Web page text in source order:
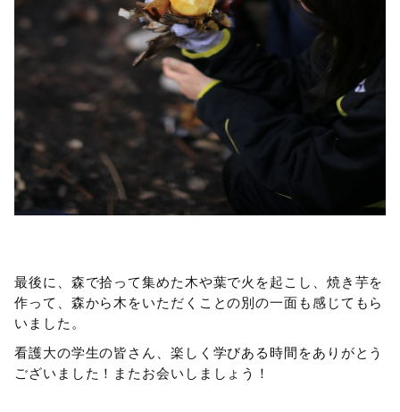
最後に、森で拾って集めた木や葉で火を起こし、焼き芋を
作って、森から木をいただくことの別の一面も感じてもら
いました。
看護大の学生の皆さん、楽しく学びある時間をありがとう
ございました！またお会いしましょう！